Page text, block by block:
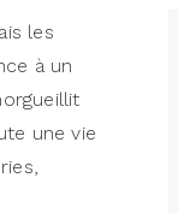
les
à un
une vie